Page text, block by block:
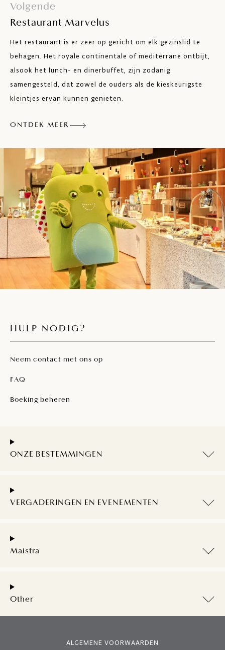
Volgende
Restaurant Marvelus
Het restaurant is er zeer op gericht om elk gezinslid te
behagen. Het royale continentale of mediterrane ontbijt,
alsook het lunch- en dinerbuffet, zijn zodanig
samengesteld, dat zowel de ouders als de kieskeurigste
kleintjes ervan kunnen genieten.
ONTDEK MEER
HULP NODIG?
Neem contact met ons op
FAQ
Boeking beheren
ONZE BESTEMMINGEN
VERGADERINGEN EN EVENEMENTEN
Maistra
Other
ALGEMENE VOORWAARDEN